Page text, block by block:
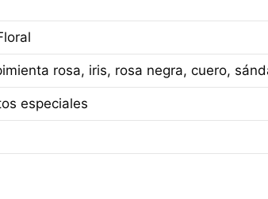
rosa, iris, rosa negra, cuero,
especiales